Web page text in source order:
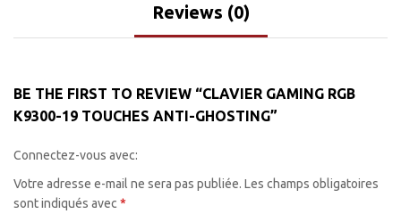
Reviews (0)
BE THE FIRST TO REVIEW “CLAVIER GAMING RGB
K9300-19 TOUCHES ANTI-GHOSTING”
Connectez-vous avec:
Votre adresse e-mail ne sera pas publiée. Les champs obligatoires
sont indiqués avec *